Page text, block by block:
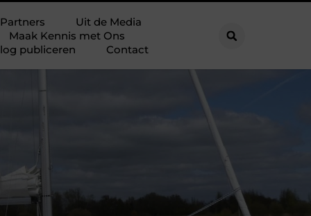
Partners
Uit de Media
Maak Kennis met Ons
publiceren
Contact